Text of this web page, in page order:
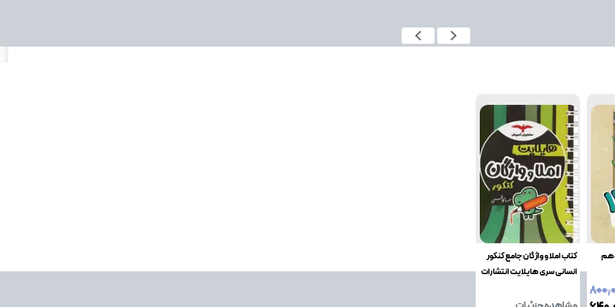
کتاب املا و واژگان جامع کنکور
انسانی سری هایلایت انتشارات